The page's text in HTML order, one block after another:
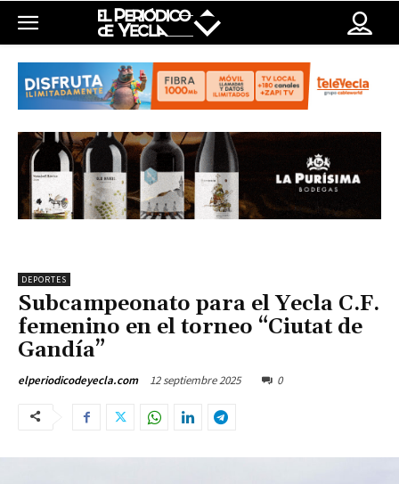
DEPORTES
Subcampeonato para el Yecla C.F.
femenino en el torneo “Ciutat de
Gandía”
elperiodicodeyecla.com 12 septiembre 2025 0